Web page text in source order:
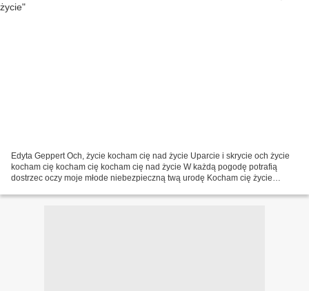
Edyta Geppert Och, życie kocham cię nad życie Uparcie i skrycie och życie
kocham cię kocham cię kocham cię nad życie W każdą pogodę potrafią
dostrzec oczy moje młode niebezpieczną twą urodę Kocham cię życie